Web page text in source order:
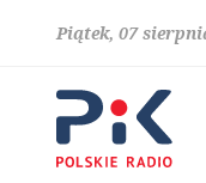
Piątek, 07